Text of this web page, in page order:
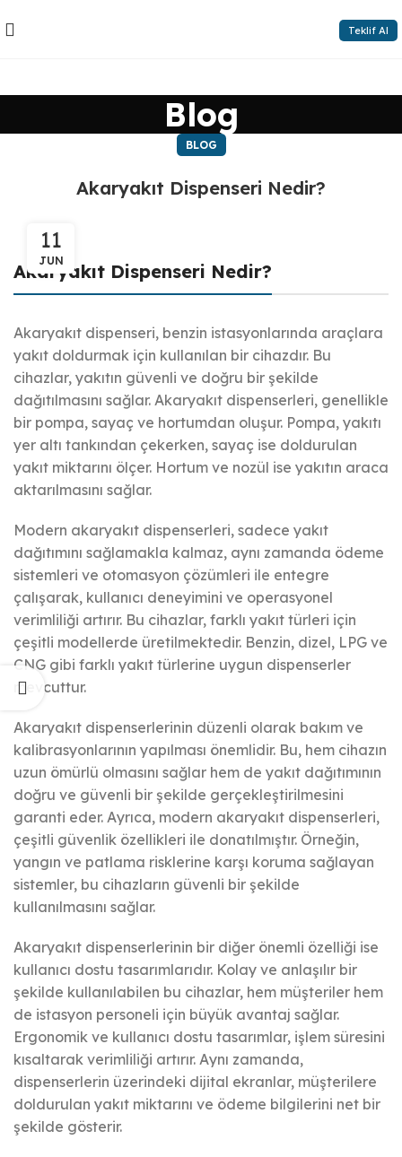
Teklif Al
Blog
BLOG
Akaryakıt Dispenseri Nedir?
11
JUN
Akaryakıt Dispenseri Nedir?
Akaryakıt dispenseri, benzin istasyonlarında araçlara
yakıt doldurmak için kullanılan bir cihazdır. Bu
cihazlar, yakıtın güvenli ve doğru bir şekilde
dağıtılmasını sağlar. Akaryakıt dispenserleri, genellikle
bir pompa, sayaç ve hortumdan oluşur. Pompa, yakıtı
yer altı tankından çekerken, sayaç ise doldurulan
yakıt miktarını ölçer. Hortum ve nozül ise yakıtın araca
aktarılmasını sağlar.
Modern akaryakıt dispenserleri, sadece yakıt
dağıtımını sağlamakla kalmaz, aynı zamanda ödeme
sistemleri ve otomasyon çözümleri ile entegre
çalışarak, kullanıcı deneyimini ve operasyonel
verimliliği artırır. Bu cihazlar, farklı yakıt türleri için
çeşitli modellerde üretilmektedir. Benzin, dizel, LPG ve
CNG gibi farklı yakıt türlerine uygun dispenserler
mevcuttur.
Akaryakıt dispenserlerinin düzenli olarak bakım ve
kalibrasyonlarının yapılması önemlidir. Bu, hem cihazın
uzun ömürlü olmasını sağlar hem de yakıt dağıtımının
doğru ve güvenli bir şekilde gerçekleştirilmesini
garanti eder. Ayrıca, modern akaryakıt dispenserleri,
çeşitli güvenlik özellikleri ile donatılmıştır. Örneğin,
yangın ve patlama risklerine karşı koruma sağlayan
sistemler, bu cihazların güvenli bir şekilde
kullanılmasını sağlar.
Akaryakıt dispenserlerinin bir diğer önemli özelliği ise
kullanıcı dostu tasarımlarıdır. Kolay ve anlaşılır bir
şekilde kullanılabilen bu cihazlar, hem müşteriler hem
de istasyon personeli için büyük avantaj sağlar.
Ergonomik ve kullanıcı dostu tasarımlar, işlem süresini
kısaltarak verimliliği artırır. Aynı zamanda,
dispenserlerin üzerindeki dijital ekranlar, müşterilere
doldurulan yakıt miktarını ve ödeme bilgilerini net bir
şekilde gösterir.